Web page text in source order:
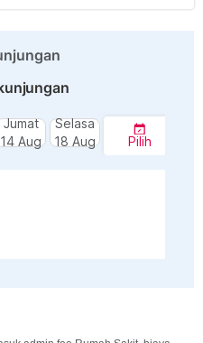
Jumat
14 Aug
Selasa
18 Aug
Pilih